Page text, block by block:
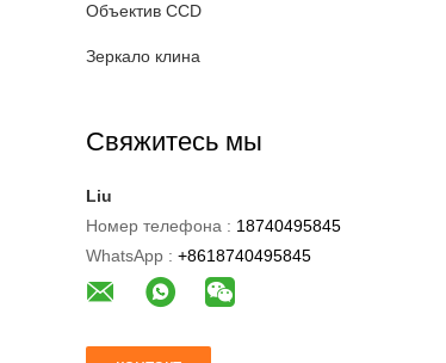
Объектив CCD
Зеркало клина
Свяжитесь мы
Liu
Номер телефона : 18740495845
WhatsApp : +8618740495845